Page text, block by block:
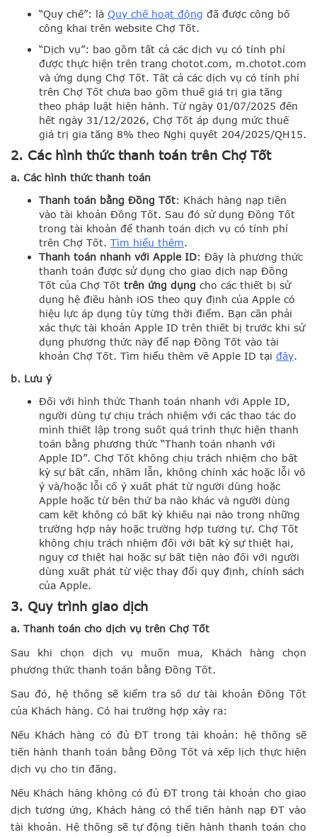
“Quy chế”: là Quy chế hoạt động đã được công bố
công khai trên website Chợ Tốt.
“Dịch vụ”: bao gồm tất cả các dịch vụ có tính phí
được thực hiện trên trang chotot.com, m.chotot.com
và ứng dụng Chợ Tốt. Tất cả các dịch vụ có tính phí
trên Chợ Tốt chưa bao gồm thuế giá trị gia tăng
theo pháp luật hiện hành. Từ ngày 01/07/2025 đến
hết ngày 31/12/2026, Chợ Tốt áp dụng mức thuế
giá trị gia tăng 8% theo Nghị quyết 204/2025/QH15.
2. Các hình thức thanh toán trên Chợ Tốt
a. Các hình thức thanh toán
Thanh toán bằng Đồng Tốt: Khách hàng nạp tiền
vào tài khoản Đồng Tốt. Sau đó sử dụng Đồng Tốt
trong tài khoản để thanh toán dịch vụ có tính phí
trên Chợ Tốt. Tìm hiểu thêm.
Thanh toán nhanh với Apple ID: Đây là phương thức
thanh toán được sử dụng cho giao dịch nạp Đồng
Tốt của Chợ Tốt trên ứng dụng cho các thiết bị sử
dụng hệ điều hành iOS theo quy định của Apple có
hiệu lực áp dụng tùy từng thời điểm. Bạn cần phải
xác thực tài khoản Apple ID trên thiết bị trước khi sử
dụng phương thức này để nạp Đồng Tốt vào tài
khoản Chợ Tốt. Tìm hiểu thêm về Apple ID tại đây.
b. Lưu ý
Đối với hình thức Thanh toán nhanh với Apple ID,
người dùng tự chịu trách nhiệm với các thao tác do
mình thiết lập trong suốt quá trình thực hiện thanh
toán bằng phương thức “Thanh toán nhanh với
Apple ID”. Chợ Tốt không chịu trách nhiệm cho bất
kỳ sự bất cẩn, nhầm lẫn, không chính xác hoặc lỗi vô
ý và/hoặc lỗi cố ý xuất phát từ người dùng hoặc
Apple hoặc từ bên thứ ba nào khác và người dùng
cam kết không có bất kỳ khiếu nại nào trong những
trường hợp này hoặc trường hợp tương tự. Chợ Tốt
không chịu trách nhiệm đối với bất kỳ sự thiệt hại,
nguy cơ thiệt hại hoặc sự bất tiện nào đối với người
dùng xuất phát từ việc thay đổi quy định, chính sách
của Apple.
3. Quy trình giao dịch
a. Thanh toán cho dịch vụ trên Chợ Tốt
Sau khi chọn dịch vụ muốn mua, Khách hàng chọn
phương thức thanh toán bằng Đồng Tốt.
Sau đó, hệ thống sẽ kiểm tra số dư tài khoản Đồng Tốt
của Khách hàng. Có hai trường hợp xảy ra:
Nếu Khách hàng có đủ ĐT trong tài khoản: hệ thống sẽ
tiến hành thanh toán bằng Đồng Tốt và xếp lịch thực hiện
dịch vụ cho tin đăng.
Nếu Khách hàng không có đủ ĐT trong tài khoản cho giao
dịch tương ứng, Khách hàng có thể tiến hành nạp ĐT vào
tài khoản. Hệ thống sẽ tự động tiến hành thanh toán cho